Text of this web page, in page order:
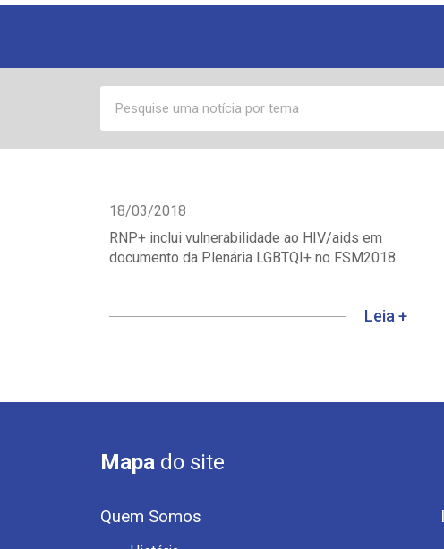
18/03/2018
RNP+ inclui vulnerabilidade ao HIV/aids em
documento da Plenária LGBTQI+ no FSM2018
Leia +
Mapa do site
Quem Somos